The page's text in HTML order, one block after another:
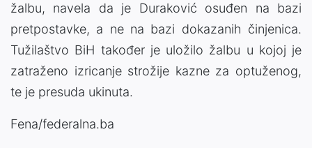
žalbu, navela da je Duraković osuđen na bazi
pretpostavke, a ne na bazi dokazanih činjenica.
Tužilaštvo BiH također je uložilo žalbu u kojoj je
zatraženo izricanje strožije kazne za optuženog,
te je presuda ukinuta.
Fena/federalna.ba